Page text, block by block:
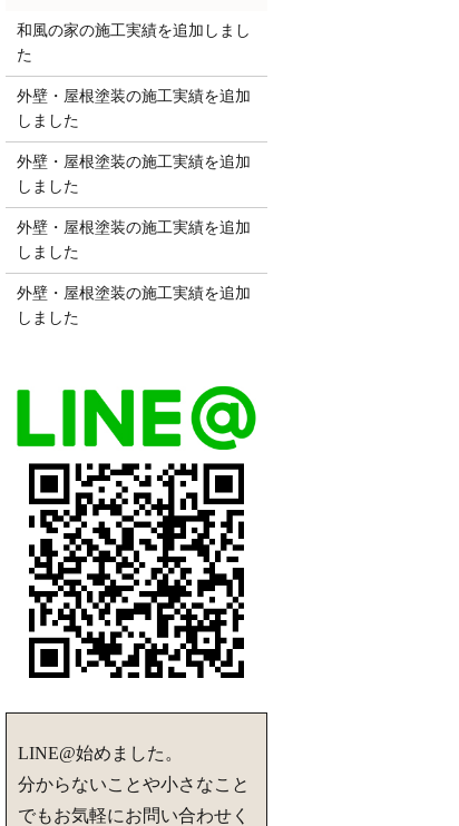
和風の家の施工実績を追加しまし
た
外壁・屋根塗装の施工実績を追加
しました
外壁・屋根塗装の施工実績を追加
しました
外壁・屋根塗装の施工実績を追加
しました
外壁・屋根塗装の施工実績を追加
しました
LINE@始めました。
分からないことや小さなこと
でもお気軽にお問い合わせく